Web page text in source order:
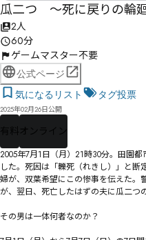
瓜二つ ～死に戻りの輪
2人
60分
ゲームマスター不要
公式ページ
気になるリスト
タグ投票
2025年02月26日公開
有料 オンライン
2005年7月1日（月）21時30分。田園
した。死因は「轢死（れきし）」と
婦が、双葉希望にこの惨事を伝えた。
が、翌日、死亡したはずの夫に瓜二つ
――その男は一体何者なのか？